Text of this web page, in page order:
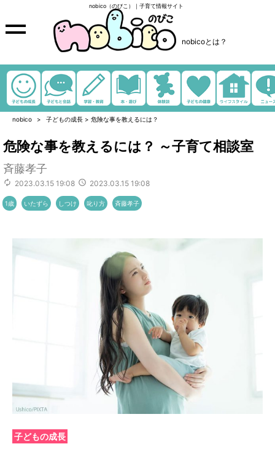
nobico（のびこ）｜子育て情報サイト
nobicoとは？
nobico 子どもの成長 > 危険な事を教えるには？
危険な事を教えるには？ ～子育て相談室
斉藤孝子
2023.03.15 19:08 2023.03.15 19:08
1歳 いたずら しつけ 叱り方 斉藤孝子
子どもの成長